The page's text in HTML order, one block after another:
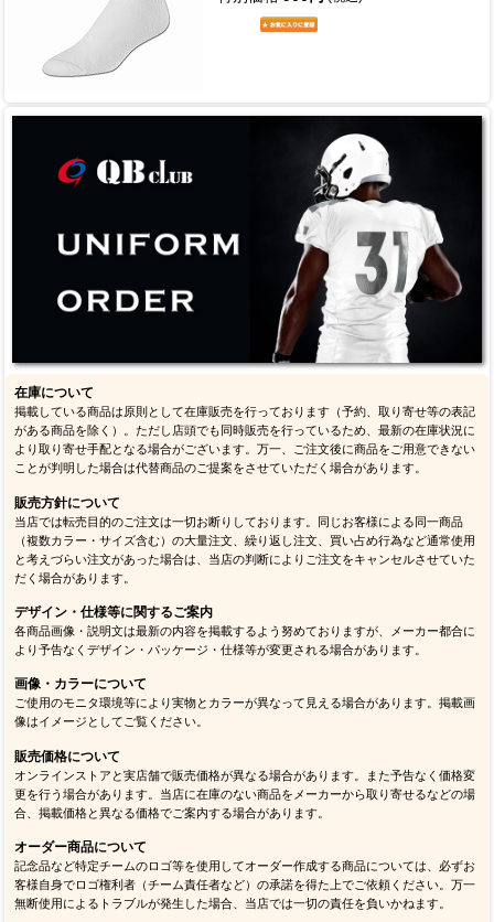
在庫について
掲載している商品は原則として在庫販売を行っております（予約、取り寄せ等の表記
がある商品を除く）。ただし店頭でも同時販売を行っているため、最新の在庫状況に
より取り寄せ手配となる場合がございます。万一、ご注文後に商品をご用意できない
ことが判明した場合は代替商品のご提案をさせていただく場合があります。
販売方針について
当店では転売目的のご注文は一切お断りしております。同じお客様による同一商品
（複数カラー・サイズ含む）の大量注文、繰り返し注文、買い占め行為など通常使用
と考えづらい注文があった場合は、当店の判断によりご注文をキャンセルさせていた
だく場合があります。
デザイン・仕様等に関するご案内
各商品画像・説明文は最新の内容を掲載するよう努めておりますが、メーカー都合に
より予告なくデザイン・パッケージ・仕様等が変更される場合があります。
画像・カラーについて
ご使用のモニタ環境等により実物とカラーが異なって見える場合があります。掲載画
像はイメージとしてご覧ください。
販売価格について
オンラインストアと実店舗で販売価格が異なる場合があります。また予告なく価格変
更を行う場合があります。当店に在庫のない商品をメーカーから取り寄せるなどの場
合、掲載価格と異なる価格でご案内する場合があります。
オーダー商品について
記念品など特定チームのロゴ等を使用してオーダー作成する商品については、必ずお
客様自身でロゴ権利者（チーム責任者など）の承諾を得た上でご依頼ください。万一
無断使用によるトラブルが発生した場合、当店では一切の責任を負いかねます。